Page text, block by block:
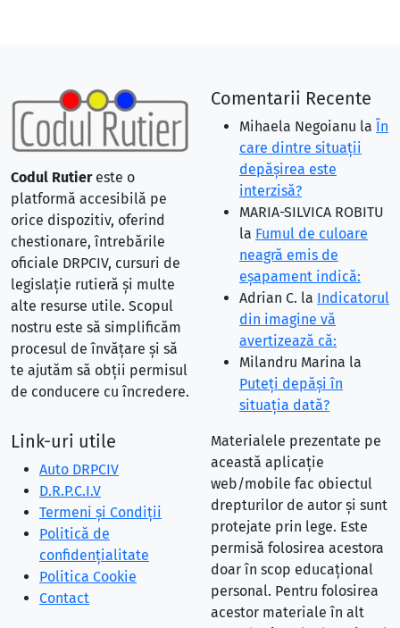
Codul Rutiereste o
platformă accesibilă pe
orice dispozitiv, oferind
chestionare, întrebările
oficiale DRPCIV, cursuri de
legislație rutieră și multe
alte resurse utile. Scopul
nostru este să simplificăm
procesul de învățare și să
te ajutăm să obții permisul
de conducere cu încredere.
Comentarii Recente
Mihaela Negoianu la În
care dintre situaţii
depăşirea este
interzisă?
MARIA-SILVICA ROBITU
la Fumul de culoare
neagră emis de
eşapament indică:
Adrian C. la Indicatorul
din imagine vă
avertizează că:
Milandru Marina la
Puteţi depăşi în
situaţia dată?
Link-uri utile
Auto DRPCIV
D.R.P.C.I.V
Termeni și Condiții
Politică de
confidențialitate
Politica Cookie
Contact
Materialele prezentate pe
această aplicație
web/mobile fac obiectul
drepturilor de autor și sunt
protejate prin lege. Este
permisă folosirea acestora
doar în scop educațional
personal. Pentru folosirea
acestor materiale în alt